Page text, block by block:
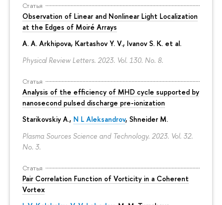
Статья
Observation of Linear and Nonlinear Light Localization
at the Edges of Moiré Arrays
A. A. Arkhipova, Kartashov Y. V., Ivanov S. K. et al.
Physical Review Letters. 2023. Vol. 130. No. 8.
Статья
Analysis of the efficiency of MHD cycle supported by
nanosecond pulsed discharge pre-ionization
Starikovskiy A., N L Aleksandrov, Shneider M.
Plasma Sources Science and Technology. 2023. Vol. 32.
No. 3.
Статья
Pair Correlation Function of Vorticity in a Coherent
Vortex